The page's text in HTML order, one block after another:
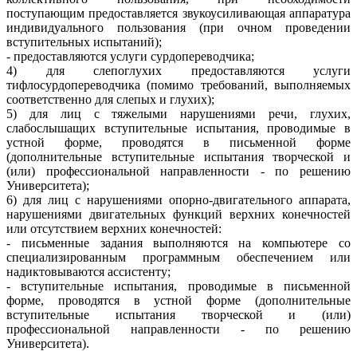
поступающим предоставляется звукоусиливающая аппаратура
индивидуального пользования (при очном проведении
вступительных испытаний);
- предоставляются услуги сурдопереводчика;
4) для слепоглухих предоставляются услуги
тифлосурдопереводчика (помимо требований, выполняемых
соответственно для слепых и глухих);
5) для лиц с тяжелыми нарушениями речи, глухих,
слабослышащих вступительные испытания, проводимые в
устной форме, проводятся в письменной форме
(дополнительные вступительные испытания творческой и
(или) профессиональной направленности - по решению
Университета);
6) для лиц с нарушениями опорно-двигательного аппарата,
нарушениями двигательных функций верхних конечностей
или отсутствием верхних конечностей:
- письменные задания выполняются на компьютере со
специализированным программным обеспечением или
надиктовываются ассистенту;
- вступительные испытания, проводимые в письменной
форме, проводятся в устной форме (дополнительные
вступительные испытания творческой и (или)
профессиональной направленности - по решению
Университета).